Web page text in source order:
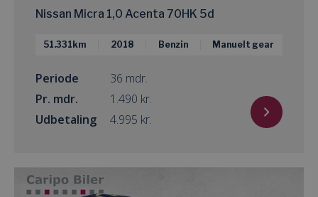
Nissan Micra 1,0 Acenta 70HK 5d
51.331km 2018 Benzin Manuelt gear
Periode
36 mdr.
Pr. mdr.
kr.
Udbetaling
kr.